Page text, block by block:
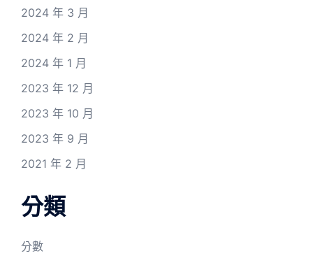
2024 年 3 月
2024 年 2 月
2024 年 1 月
2023 年 12 月
2023 年 10 月
2023 年 9 月
2021 年 2 月
分類
分數